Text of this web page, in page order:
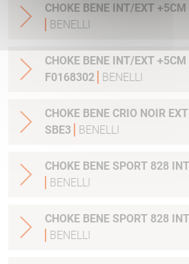
CHOKE BENE INT/
BENELLI
CHOKE BENE INT/EXT +5CM 12 *** CRIO
F0168302
BENELLI
CHOKE BENE CRIO NOIR EXTERNE 7 + 2 CM 12 ***
SBE3
BENELLI
BENELLI
BENELLI